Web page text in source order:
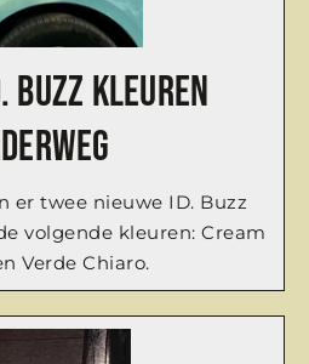
Buzz kleuren
er twee nieuwe ID. Buzz
volgende kleuren: Cream
Verde Chiaro.